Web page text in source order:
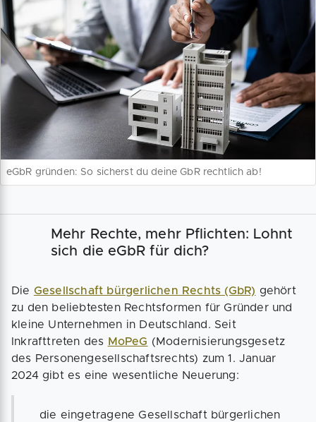
eGbR gründen: So sicherst du deine GbR rechtlich ab!
Mehr Rechte, mehr Pflichten: Lohnt
sich die eGbR für dich?
Die Gesellschaft bürgerlichen Rechts (GbR) gehört
zu den beliebtesten Rechtsformen für Gründer und
kleine Unternehmen in Deutschland. Seit
Inkrafttreten des
MoPeG (Modernisierungsgesetz
des Personengesellschaftsrechts) zum 1. Januar
2024 gibt es eine wesentliche Neuerung:
die eingetragene Gesellschaft bürgerlichen